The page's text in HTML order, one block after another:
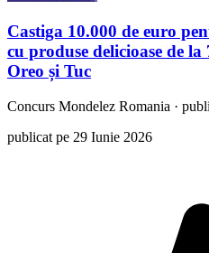
Castiga 10.000 de euro
cu produse delicioase de
Oreo și Tuc
Concurs Mondelez Romania ·
publicat pe 29 Iunie 2026